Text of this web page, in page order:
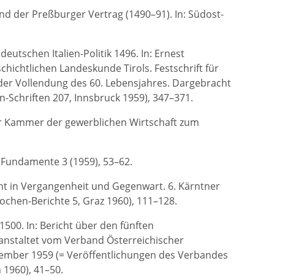
der Preßburger Vertrag (1490–91). In: Südost-
Italien-Politik 1496. In: Ernest
Landeskunde Tirols. Festschrift für
Vollendung des 60. Lebensjahres. Dargebracht
207, Innsbruck 1959), 347–371.
Kammer der gewerblichen Wirtschaft zum
3 (1959), 53–62.
in Vergangenheit und Gegenwart. 6. Kärntner
Berichte 5, Graz 1960), 111–128.
In: Bericht über den fünften
vom Verband Österreichischer
1959 (= Veröffentlichungen des Verbandes
41–50.